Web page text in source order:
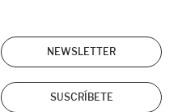
NEWSLETTER
SUSCRÍBETE